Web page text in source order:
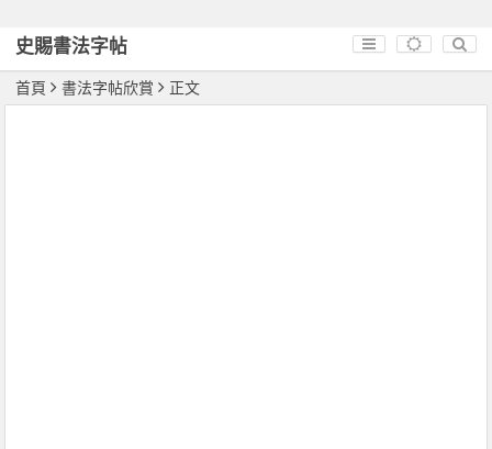
史賜書法字帖
首頁 書法字帖欣賞 正文